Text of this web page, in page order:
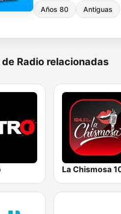
Años 80 Antiguas
Radio relacionadas